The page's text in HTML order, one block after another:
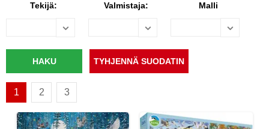
Tekijä: Valmistaja: Malli
1 2 3